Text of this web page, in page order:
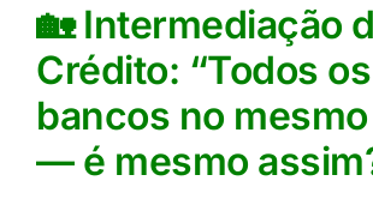
🏡 Intermediação
Crédito: “Todos os
bancos no
— é mesmo